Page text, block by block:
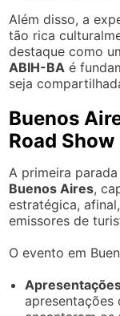
Além disso, a
tão rica
destaque como
ABIH-BA é
seja
Buenos
Road Show
A primeira
Buenos Aires,
estratégica,
emissores de
O evento em
apresentações